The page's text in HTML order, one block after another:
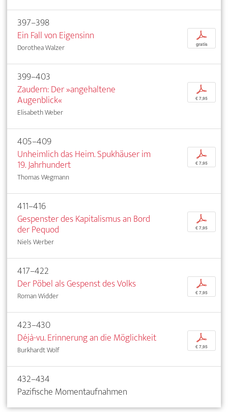
397–398
Ein Fall von Eigensinn
Dorothea Walzer
p
gratis
399–403
Zaudern: Der »angehaltene
Augenblick«
Elisabeth Weber
p
€ 7,95
405–409
Unheimlich das Heim. Spukhäuser im
19. Jahrhundert
Thomas Wegmann
p
€ 7,95
411–416
Gespenster des Kapitalismus an Bord
der Pequod
Niels Werber
p
€ 7,95
417–422
Der Pöbel als Gespenst des Volks
Roman Widder
p
€ 7,95
423–430
Déjà-vu. Erinnerung an die Möglichkeit
Burkhardt Wolf
p
€ 7,95
432–434
Pazifische Momentaufnahmen